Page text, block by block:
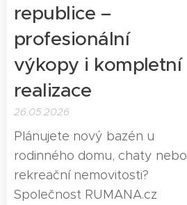
republice –
profesionální
výkopy i kompletní
realizace
26.05.2026
Plánujete nový bazén u
rodinného domu, chaty nebo
rekreační nemovitosti?
Společnost RUMANA.cz